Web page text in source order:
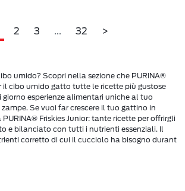
2 3 ... 32 >
umido? Scopri nella sezione che PURINA®
il cibo umido gatto tutte le ricette più gustose
giorno esperienze alimentari uniche al tuo
Se vuoi far crescere il tuo gattino in
Friskies Junior: tante ricette per offrirgli
e bilanciato con tutti i nutrienti essenziali. Il
corretto di cui il cucciolo ha bisogno durant